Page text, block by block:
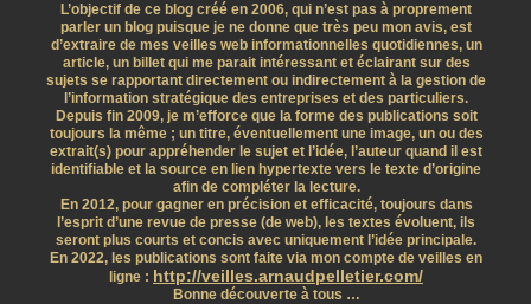
L’objectif de ce blog créé en 2006, qui n’est pas à proprement
parler un blog puisque je ne donne que très peu mon avis, est
d’extraire de mes veilles web informationnelles quotidiennes, un
article, un billet qui me parait intéressant et éclairant sur des
sujets se rapportant directement ou indirectement à la gestion de
l’information stratégique des entreprises et des particuliers.
Depuis fin 2009, je m’efforce que la forme des publications soit
toujours la même ; un titre, éventuellement une image, un ou des
extrait(s) pour appréhender le sujet et l’idée, l’auteur quand il est
identifiable et la source en lien hypertexte vers le texte d’origine
afin de compléter la lecture.
En 2012, pour gagner en précision et efficacité, toujours dans
l’esprit d’une revue de presse (de web), les textes évoluent, ils
seront plus courts et concis avec uniquement l’idée principale.
En 2022, les publications sont faite via mon compte de veilles en
ligne : http://veilles.arnaudpelletier.com/
Bonne découverte à tous …